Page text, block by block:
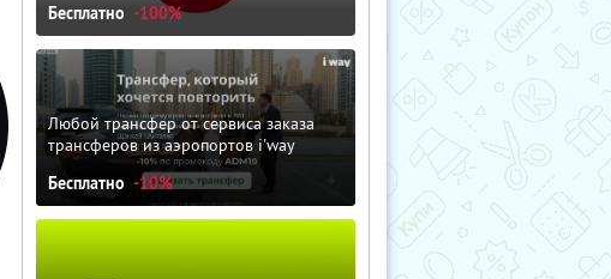
Бесплатно -100%
Любой трансфер от сервиса заказа
трансферов из аэропортов i'way
Бесплатно -10%